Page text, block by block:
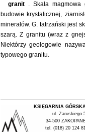
granit . Skała magmowa
budowie krystalicznej,
minerałów. G. tatrzański jest
szarą. Z granitu (wraz z
Niektórzy geologowie
typowego granitu.
KSIĘGARNIA
ul. Zaruskiego
34-500
tel. (018) 20 124